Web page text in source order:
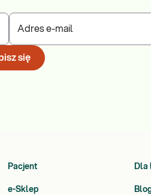
Adres e-mail
się
Pacjent Dla
e-Sklep